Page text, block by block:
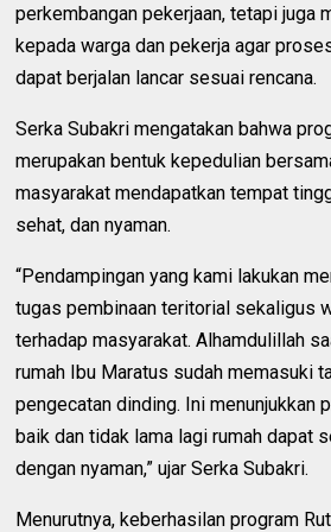
perkembangan pekerjaan, tetapi juga
kepada warga dan pekerja agar
dapat berjalan lancar sesuai rencana.
Serka Subakri mengatakan bahwa
merupakan bentuk kepedulian
masyarakat mendapatkan tempat
sehat, dan nyaman.
“Pendampingan yang kami lakukan
tugas pembinaan teritorial sekaligus
terhadap masyarakat. Alhamdulillah
rumah Ibu Maratus sudah memasuki
pengecatan dinding. Ini menunjukkan
baik dan tidak lama lagi rumah dapat
dengan nyaman,” ujar Serka Subakri.
Menurutnya, keberhasilan program